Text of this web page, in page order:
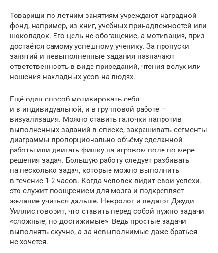
Товарищи по летним занятиям учреждают наградной
фонд, например, из книг, учебных принадлежностей или
шоколадок. Его цель не обогащение, а мотивация, приз
достаётся самому успешному ученику. За пропуски
занятий и невыполненные задания назначают
ответственность в виде приседаний, чтения вслух или
ношения накладных усов на людях.
Ещё один способ мотивировать себя
и в индивидуальной, и в групповой работе —
визуализация. Можно ставить галочки напротив
выполненных заданий в списке, закрашивать сегменты
диаграммы пропорционально объёму сделанной
работы или двигать фишку на игровом поле по мере
решения задач. Большую работу следует разбивать
на несколько задач, которые можно выполнить
в течение 1-2 часов. Когда человек видит свои успехи,
это служит поощрением для мозга и подкрепляет
желание учиться дальше. Невролог и педагог Джуди
Уиллис говорит, что ставить перед собой нужно задачи
«сложные, но достижимые». Ведь простые задачи
выполнять скучно, а за невыполнимые даже браться
не хочется.